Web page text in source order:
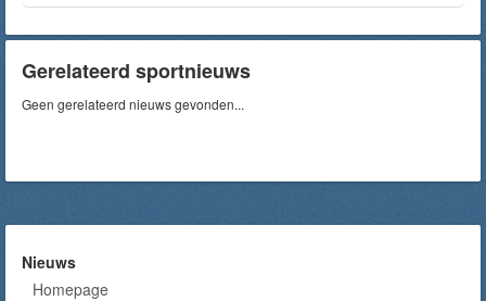
Gerelateerd sportnieuws
Geen gerelateerd nieuws gevonden...
Nieuws
Homepage